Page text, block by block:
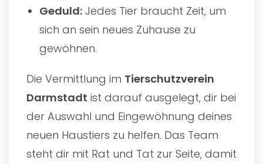
Geduld: Jedes Tier braucht Zeit, um
sich an sein neues Zuhause zu
gewöhnen.
Die Vermittlung im Tierschutzverein
Darmstadt ist darauf ausgelegt, dir bei
der Auswahl und Eingewöhnung deines
neuen Haustiers zu helfen. Das Team
steht dir mit Rat und Tat zur Seite, damit